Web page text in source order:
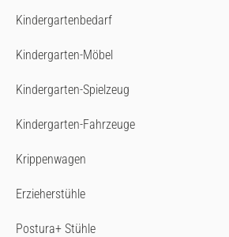
Kindergartenbedarf
Kindergarten-Möbel
Kindergarten-Spielzeug
Kindergarten-Fahrzeuge
Krippenwagen
Erzieherstühle
Postura+ Stühle